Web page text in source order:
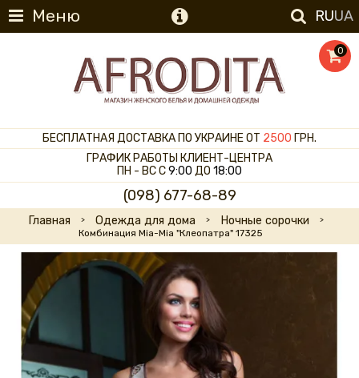
Меню RUUA
0
БЕСПЛАТНАЯ ДОСТАВКА ПО УКРАИНЕ ОТ 2500 ГРН.
ГРАФИК РАБОТЫ КЛИЕНТ-ЦЕНТРА
ПН - ВС С9:00 ДО 18:00
(098) 677-68-89
Главная Одежда для дома Ночные сорочки
Комбинация Mia-Mia "Клеопатра" 17325